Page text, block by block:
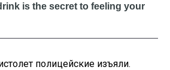
полицейские изъяли.